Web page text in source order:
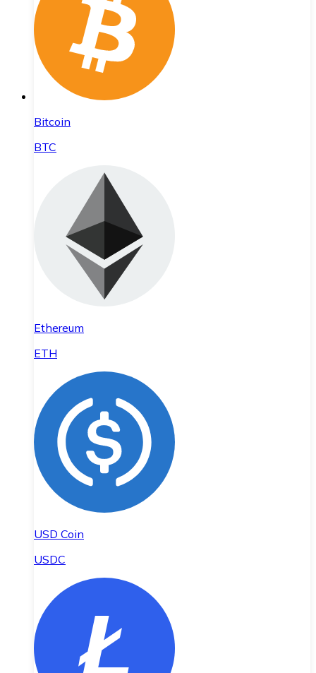
Bitcoin
BTC
Ethereum
ETH
USD Coin
USDC